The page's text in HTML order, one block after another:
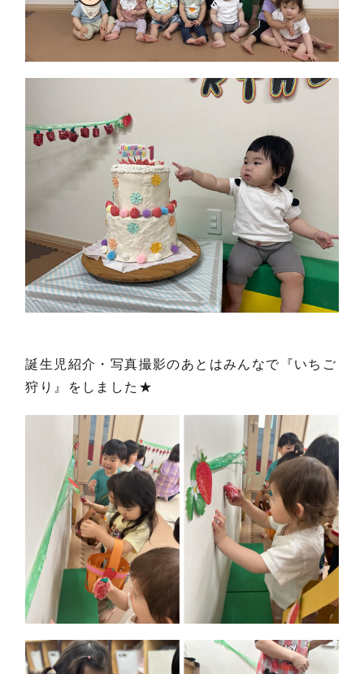
お問い合わせ
誕生児紹介・写真撮影のあとはみんなで『いちご
狩り』をしました★